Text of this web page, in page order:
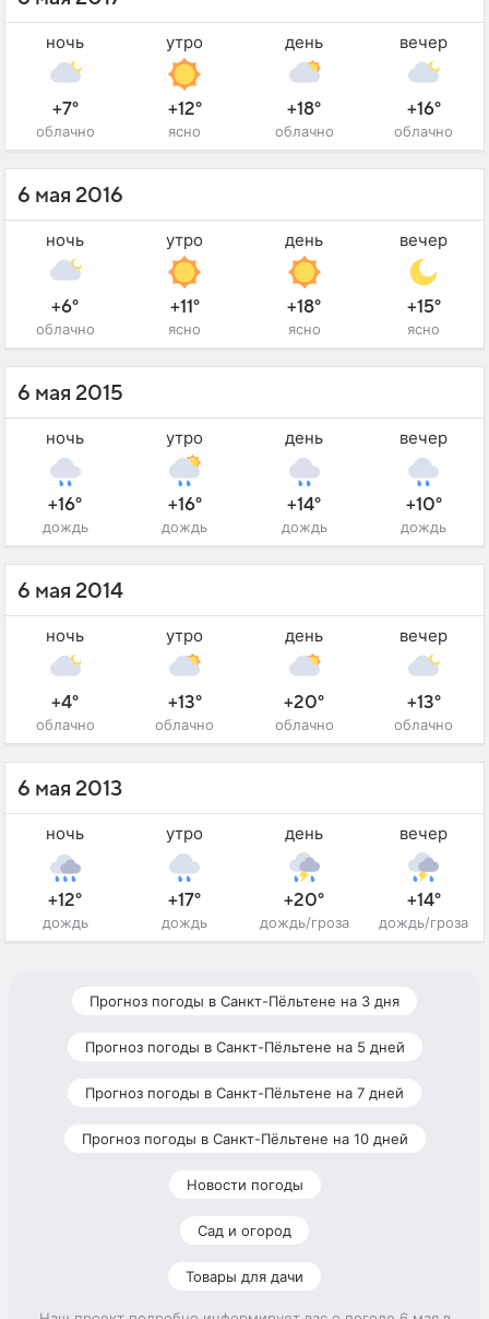
ночь
+7°
облачно
утро
+12°
ясно
день
+18°
облачно
вечер
+16°
облачно
6 мая 2016
ночь
+6°
облачно
утро
+11°
ясно
день
+18°
ясно
вечер
+15°
ясно
6 мая 2015
ночь
+16°
дождь
утро
+16°
дождь
день
+14°
дождь
вечер
+10°
дождь
6 мая 2014
ночь
+4°
облачно
утро
+13°
облачно
день
+20°
облачно
вечер
+13°
облачно
6 мая 2013
ночь
+12°
дождь
утро
+17°
дождь
день
+20°
дождь/гроза
вечер
+14°
дождь/гроза
Прогноз погоды в Санкт-Пёльтене на 3 дня
Прогноз погоды в Санкт-Пёльтене на 5 дней
Прогноз погоды в Санкт-Пёльтене на 7 дней
Прогноз погоды в Санкт-Пёльтене на 10 дней
Новости погоды
Сад и огород
Товары для дачи